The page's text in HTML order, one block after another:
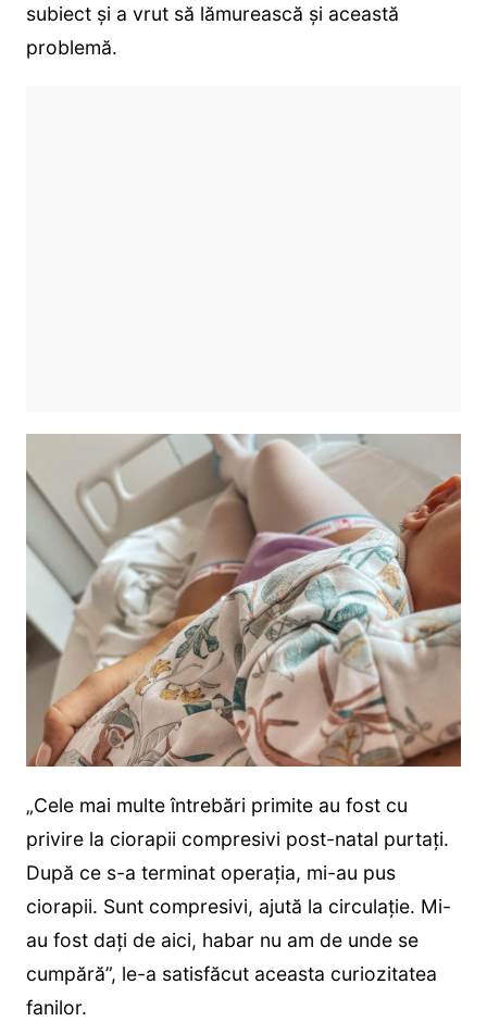
subiect și a vrut să lămurească și această
problemă.
„Cele mai multe întrebări primite au fost cu
privire la ciorapii compresivi post-natal purtați.
După ce s-a terminat operația, mi-au pus
ciorapii. Sunt compresivi, ajută la circulație. Mi-
au fost dați de aici, habar nu am de unde se
cumpără”, le-a satisfăcut aceasta curiozitatea
fanilor.